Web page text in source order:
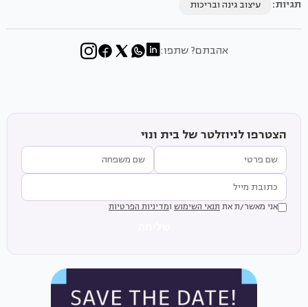
תגיות: עיצוב גינה ובריכות
אהבתם? שתפו:
הצטרפו לניוזלטר של בית ונוי
אני מאשר/ת את תנאי השימוש ומדיניות הפרטיות